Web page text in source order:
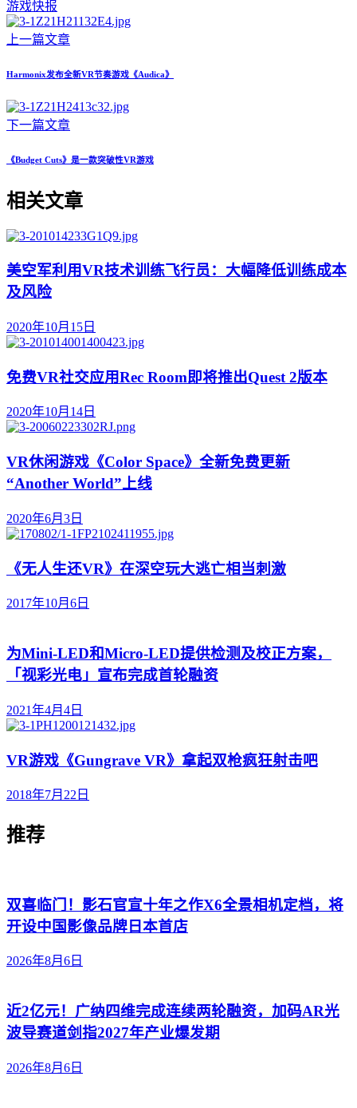
游戏快报
上一篇文章
Harmonix发布全新VR节奏游戏《Audica》
下一篇文章
《Budget Cuts》是一款突破性VR游戏
相关文章
美空军利用VR技术训练飞行员：大幅降低训练成本
及风险
2020年10月15日
免费VR社交应用Rec Room即将推出Quest 2版本
2020年10月14日
VR休闲游戏《Color Space》全新免费更新
“Another World”上线
2020年6月3日
《无人生还VR》在深空玩大逃亡相当刺激
2017年10月6日
为Mini-LED和Micro-LED提供检测及校正方案，
「视彩光电」宣布完成首轮融资
2021年4月4日
VR游戏《Gungrave VR》拿起双枪疯狂射击吧
2018年7月22日
推荐
双喜临门！影石官宣十年之作X6全景相机定档，将
开设中国影像品牌日本首店
2026年8月6日
近2亿元！广纳四维完成连续两轮融资，加码AR光
波导赛道剑指2027年产业爆发期
2026年8月6日